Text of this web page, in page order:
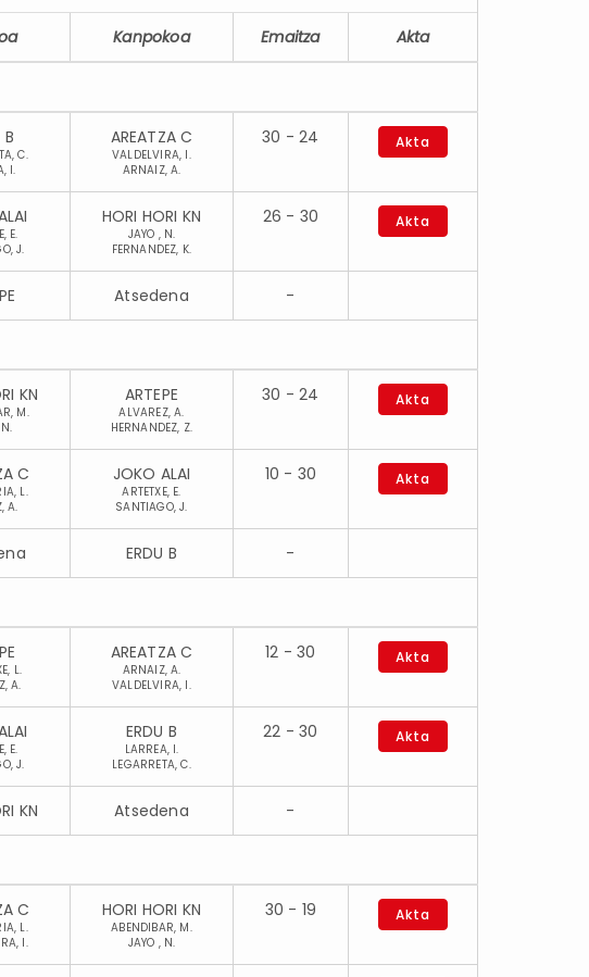
Kanpokoa Emaitza Akta
B
C.
I.
AREATZA C
VALDELVIRA, I.
ARNAIZ, A.
30 - 24 Akta
E.
J.
HORI HORI KN
JAYO , N.
FERNANDEZ, K.
26 - 30 Akta
Atsedena -
KN
M.
ARTEPE
ALVAREZ, A.
HERNANDEZ, Z.
30 - 24 Akta
C
L.
A.
JOKO ALAI
ARTETXE, E.
SANTIAGO, J.
10 - 30 Akta
ERDU B -
L.
A.
AREATZA C
ARNAIZ, A.
VALDELVIRA, I.
12 - 30 Akta
E.
J.
ERDU B
LARREA, I.
LEGARRETA, C.
22 - 30 Akta
KN Atsedena -
C
L.
I.
HORI HORI KN
ABENDIBAR, M.
JAYO , N.
30 - 19 Akta